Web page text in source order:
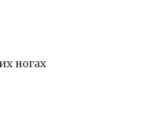
ногах